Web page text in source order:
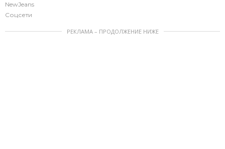
NewJeans
Соцсети
РЕКЛАМА – ПРОДОЛЖЕНИЕ НИЖЕ